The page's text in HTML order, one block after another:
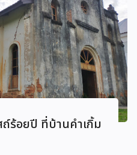
ร้อยปี ที่บ้านคําเกิ้ม